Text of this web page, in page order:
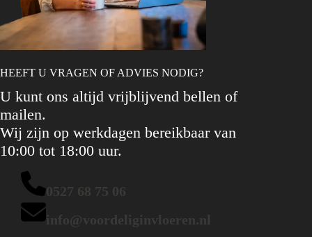
HEEFT U VRAGEN OF ADVIES NODIG?
U kunt ons altijd vrijblijvend bellen of
mailen.
Wij zijn op werkdagen bereikbaar van
10:00 tot 18:00 uur.
0527 68 75 06
info@voordeliginvloeren.nl